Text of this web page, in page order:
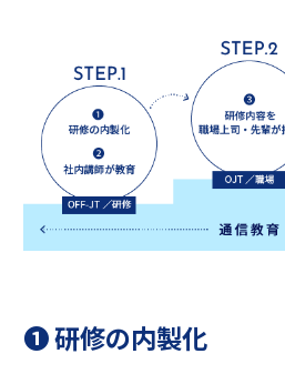
❶ 研修の内製化